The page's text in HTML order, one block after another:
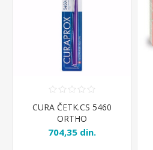
CURA ČETK.CS 5460
ORTHO
704,35 din.